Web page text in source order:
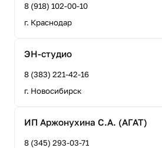
8 (918) 102-00-10
г. Краснодар
ЭН-студио
8 (383) 221-42-16
г. Новосибирск
ИП Аржонухина С.А. (АГАТ)
8 (345) 293-03-71